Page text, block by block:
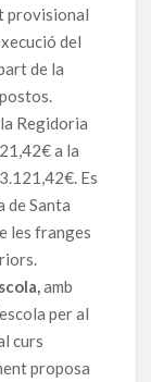
provisional
del
de la
Regidoria
a la
Es
de Santa
les franges
amb
per al
curs
proposa